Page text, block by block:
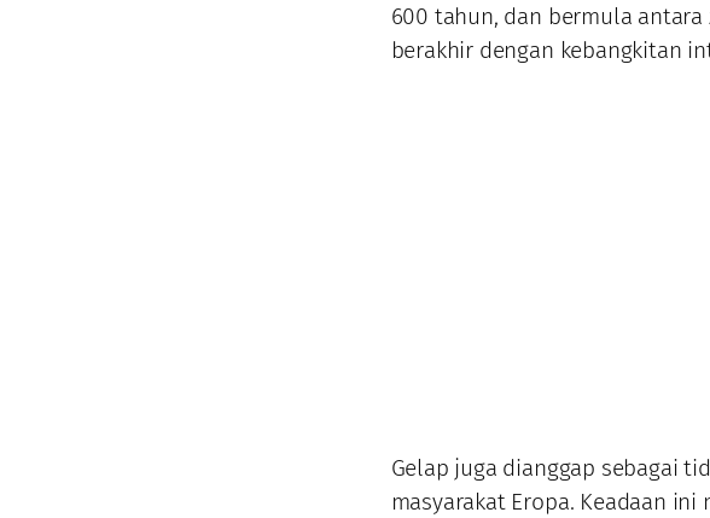
600 tahun, dan bermula antara
berakhir dengan kebangkitan
Gelap juga dianggap sebagai
masyarakat Eropa. Keadaan